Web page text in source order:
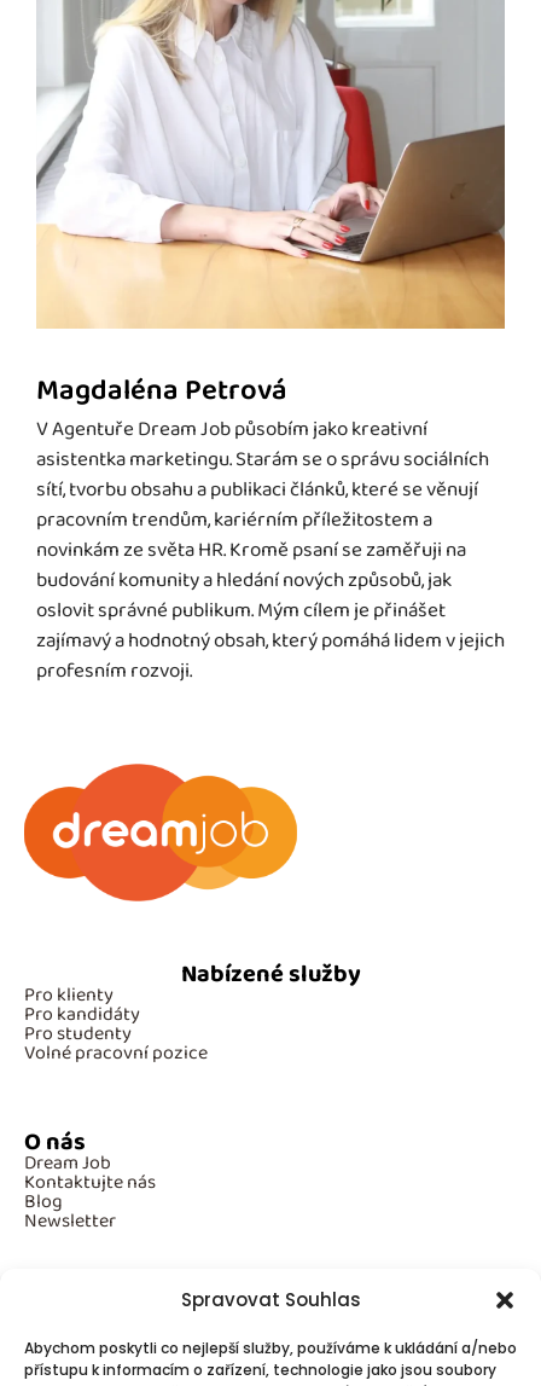
Spravovat Souhlas
Abychom poskytli co nejlepší služby, používáme k ukládání a/nebo
přístupu k informacím o zařízení, technologie jako jsou soubory
Magdaléna Petrová
V Agentuře Dream Job působím jako kreativní
asistentka marketingu. Starám se o správu sociálních
sítí, tvorbu obsahu a publikaci článků, které se věnují
pracovním trendům, kariérním příležitostem a
novinkám ze světa HR. Kromě psaní se zaměřuji na
budování komunity a hledání nových způsobů, jak
oslovit správné publikum. Mým cílem je přinášet
zajímavý a hodnotný obsah, který pomáhá lidem v jejich
profesním rozvoji.
Nabízené služby
Pro klienty
Pro kandidáty
Pro studenty
Volné pracovní pozice
O nás
Dream Job
Kontaktujte nás
Blog
Newsletter
Povinné informace
GDPR
Cookies